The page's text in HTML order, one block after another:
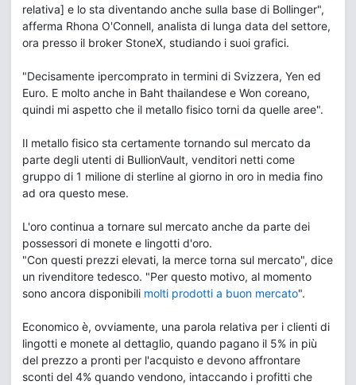
relativa] e lo sta diventando anche sulla base di Bollinger",
afferma Rhona O'Connell, analista di lunga data del settore,
ora presso il broker StoneX, studiando i suoi grafici.
"Decisamente ipercomprato in termini di Svizzera, Yen ed
Euro. E molto anche in Baht thailandese e Won coreano,
quindi mi aspetto che il metallo fisico torni da quelle aree".
Il metallo fisico sta certamente tornando sul mercato da
parte degli utenti di BullionVault, venditori netti come
gruppo di 1 milione di sterline al giorno in oro in media fino
ad ora questo mese.
L'oro continua a tornare sul mercato anche da parte dei
possessori di monete e lingotti d'oro.
"Con questi prezzi elevati, la merce torna sul mercato", dice
un rivenditore tedesco. "Per questo motivo, al momento
sono ancora disponibili molti prodotti a buon mercato".
Economico è, ovviamente, una parola relativa per i clienti di
lingotti e monete al dettaglio, quando pagano il 5% in più
del prezzo a pronti per l'acquisto e devono affrontare
sconti del 4% quando vendono, intaccando i profitti che